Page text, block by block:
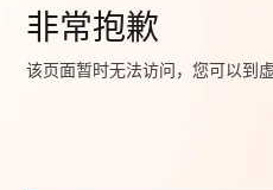
非常抱歉
该页面暂时无法访问，您可以到